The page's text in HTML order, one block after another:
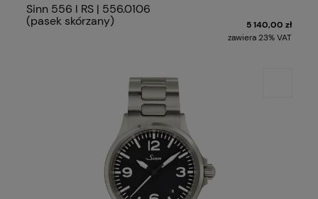
Sinn 556 I RS | 556.0106
(pasek skórzany)
5 140,00 zł
zawiera 23% VAT